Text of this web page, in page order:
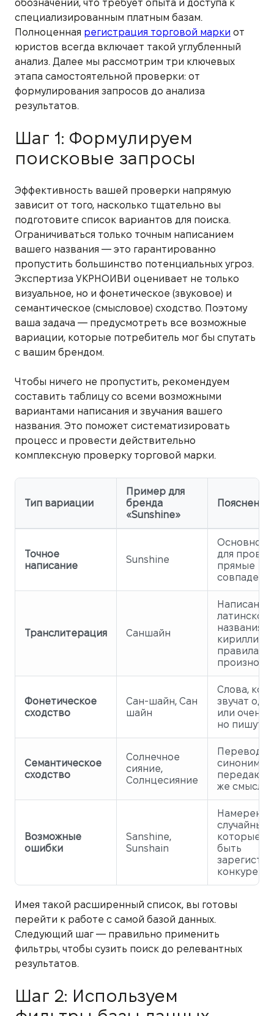
обозначений, что требует опыта и доступа к
специализированным платным базам.
Полноценная регистрация торговой марки от
юристов всегда включает такой углубленный
анализ. Далее мы рассмотрим три ключевых
этапа самостоятельной проверки: от
формулирования запросов до анализа
результатов.
Шаг 1: Формулируем
поисковые запросы
Эффективность вашей проверки напрямую
зависит от того, насколько тщательно вы
подготовите список вариантов для поиска.
Ограничиваться только точным написанием
вашего названия — это гарантированно
пропустить большинство потенциальных угроз.
Экспертиза УКРНОИВИ оценивает не только
визуальное, но и фонетическое (звуковое) и
семантическое (смысловое) сходство. Поэтому
ваша задача — предусмотреть все возможные
вариации, которые потребитель мог бы спутать
с вашим брендом.
Чтобы ничего не пропустить, рекомендуем
составить таблицу со всеми возможными
вариантами написания и звучания вашего
названия. Это поможет систематизировать
процесс и провести действительно
комплексную проверку торговой марки.
Тип вариации
Пример для
бренда
«Sunshine»
Пояснение
Точное
написание
Sunshine
Основной
для
прямые
Транслитерация Саншайн
Написание
латинского
названия
правилам
Фонетическое
сходство
Сан-шайн, Сан
шайн
Слова,
звучат
или очень
но
Семантическое
сходство
Солнечное
сияние,
Солнцесияние
Перевод
синонимы,
же смысл.
Возможные
ошибки
Sanshine,
Sunshain
случайные
которые
быть
Имея такой расширенный список, вы готовы
перейти к работе с самой базой данных.
Следующий шаг — правильно применить
фильтры, чтобы сузить поиск до релевантных
результатов.
Шаг 2: Используем